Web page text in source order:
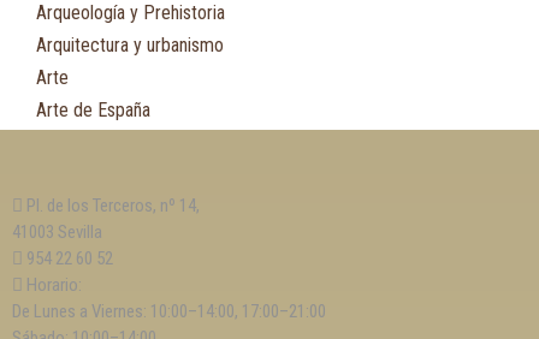
Arqueología y Prehistoria
Arquitectura y urbanismo
Arte
Arte de España
Asturias
Automovilismo, ciclismo y Motociclismo
Aviación y Aeronáutica
B
Pl. de los Terceros, nº 14,
41003 Sevilla
954 22 60 52
Horario:
De Lunes a Viernes: 10:00–14:00, 17:00–21:00